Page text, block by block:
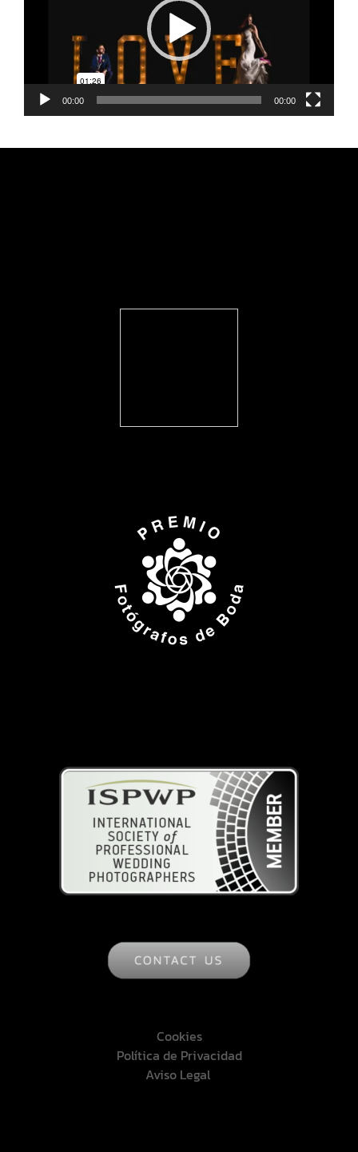
00:00 00:00
Cookies
Política de Privacidad
Aviso Legal